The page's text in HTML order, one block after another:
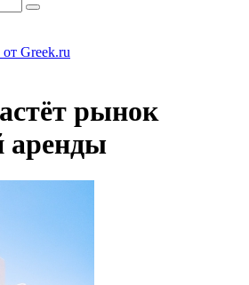
Greek.ru
рынок
аренды